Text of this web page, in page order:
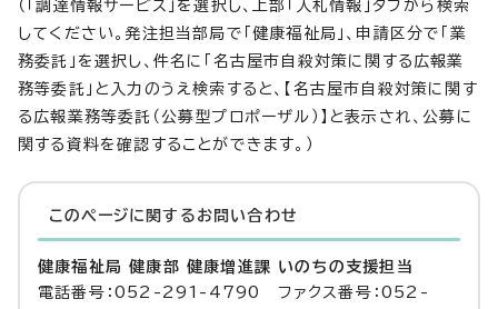
（「調達情報サービス」を選択し、上部「入札情報」タブから検索
してください。発注担当部局で「健康福祉局」、申請区分で「業
務委託」を選択し、件名に「名古屋市自殺対策に関する広報業
務等委託」と入力のうえ検索すると、【名古屋市自殺対策に関す
る広報業務等委託（公募型プロポーザル）】と表示され、公募に
関する資料を確認することができます。）
このページに関する お問い合わせ
健康福祉局 健康部 健康増進課 いのちの支援担当
電話番号：052-291-4790 ファクス番号：052-